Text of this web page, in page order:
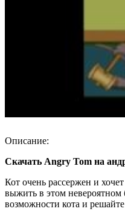
Описание:
Скачать Angry Tom на
Кот очень рассержен и
выжить в этом невероятном
возможности кота и